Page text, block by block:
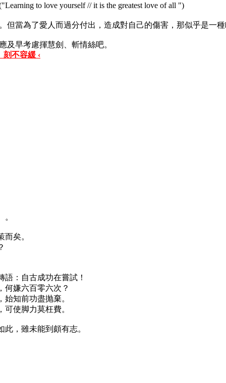
to love yourself // it is the greatest love of all ")
但當為了愛人而過分付出，造成對自己的傷害，那似乎是一
及早考慮揮慧劍、斬情絲吧。
不容緩 ‹
矣。
：自古成功在嘗試！
何嫌六百零六次？
知前功盡抛棄。
使脚力莫枉費。
，雖未能到頗有志。